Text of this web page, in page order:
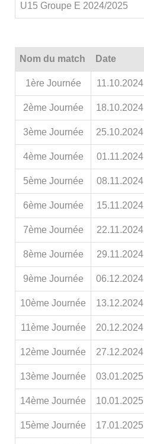
U15 Groupe E 2024/2025
Nom du match Date
1ère Journée 11.10.2024
2ème Journée 18.10.2024
3ème Journée 25.10.2024
4ème Journée 01.11.2024
5ème Journée 08.11.2024
6ème Journée 15.11.2024
7ème Journée 22.11.2024
8ème Journée 29.11.2024
9ème Journée 06.12.2024
10ème Journée 13.12.2024
11ème Journée 20.12.2024
12ème Journée 27.12.2024
13ème Journée 03.01.2025
14ème Journée 10.01.2025
15ème Journée 17.01.2025